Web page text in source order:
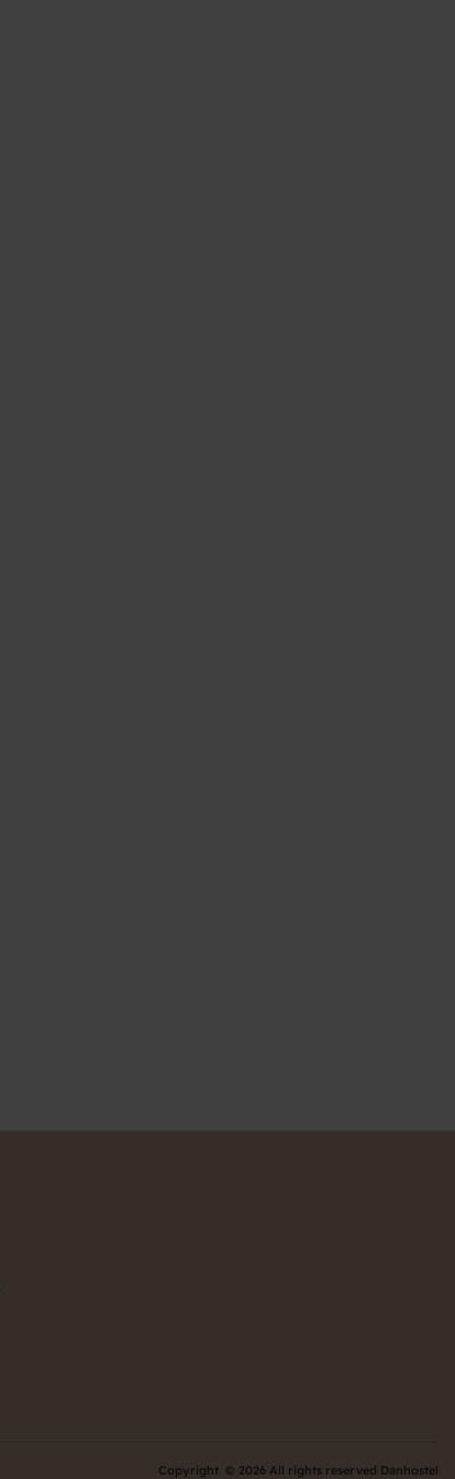
Copyright © 2026 All rights reserved Danhostel